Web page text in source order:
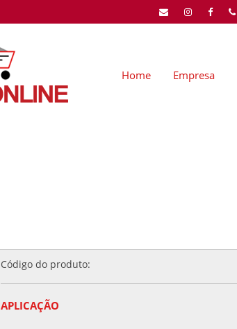
Home Empresa
Código do produto:
APLICAÇÃO